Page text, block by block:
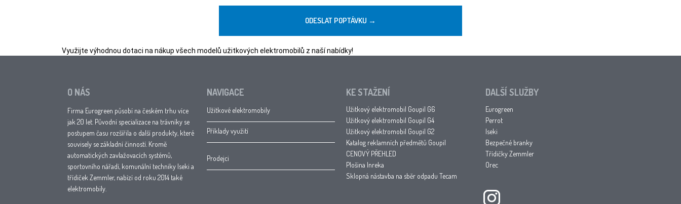
Využijte výhodnou dotaci na nákup všech modelů užitkových elektromobilů z naší nabídky!
O NÁS
Firma Eurogreen působí na českém trhu více
jak 20 let. Původní specializace na trávníky se
postupem času rozšířila o další produkty, které
souvisely se základní činností. Kromě
automatických zavlažovacích systémů,
sportovního nářadí, komunální techniky Iseki a
třídiček Zemmler, nabízí od roku 2014 také
elektromobily.
NAVIGACE
Užitkové elektromobily
Příklady využití
Prodejci
KE STAŽENÍ
Užitkový elektromobil Goupil G6
Užitkový elektromobil Goupil G4
Užitkový elektromobil Goupil G2
Katalog reklamních předmětů Goupil
CENOVÝ PŘEHLED
Plošina Inreka
Sklopná nástavba na sběr odpadu Tecam
DALŠÍ SLUŽBY
Eurogreen
Perrot
Iseki
Bezpečné branky
Třídičky Zemmler
Orec